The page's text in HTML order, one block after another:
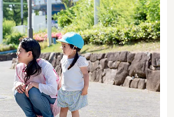
保育教諭
幼稚園教諭
学童スタッフ
調理師